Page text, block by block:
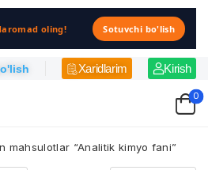
oling! Sotuvchi bo'lish
Xaridlarim Kirish
0
mahsulotlar “Analitik kimyo fani”